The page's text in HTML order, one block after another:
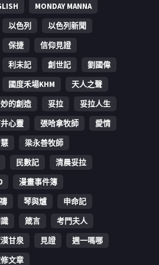
MONDAY MANNA
以色列
以色列新聞
保捷
信仰見證
利未記 創世記
劉國偉
國度禾場KHM
天人之聲
的創造 妥拉
妥拉人生
心靈 張哈拿牧師
愛情
梁永善牧師
民數記
清晨妥拉
漫畫事件簿
琴與爐
申命記
箴言
考門夫人
甘泉 見證
週一嗎哪
文章